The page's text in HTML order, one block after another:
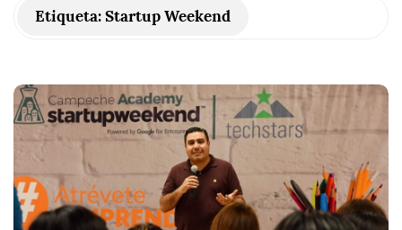
Etiqueta:Startup Weekend